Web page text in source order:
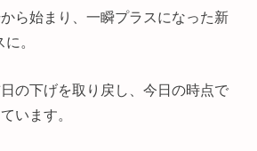
ら始まり、一瞬プラスになった新
。
の下げを取り戻し、今日の時点で
います。